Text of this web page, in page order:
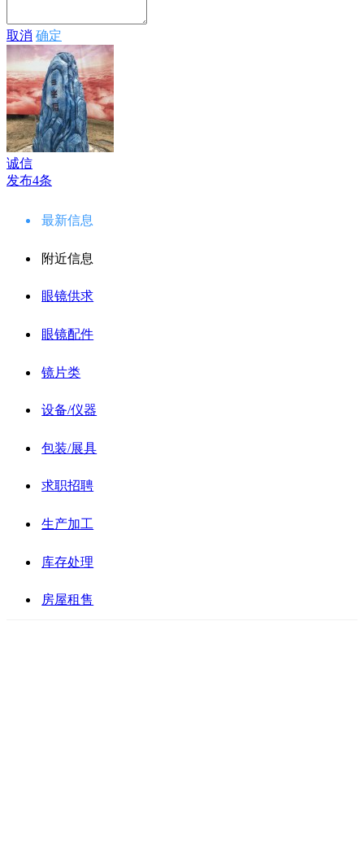
取消 确定
诚信
发布4条
最新信息
附近信息
眼镜供求
眼镜配件
镜片类
设备/仪器
包装/展具
求职招聘
生产加工
库存处理
房屋租售